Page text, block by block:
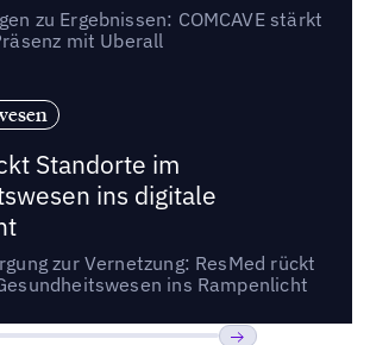
zu Ergebnissen: COMCAVE stärkt
mit Uberall
Standorte im
ins digitale
zur Vernetzung: ResMed rückt
ins Rampenlicht